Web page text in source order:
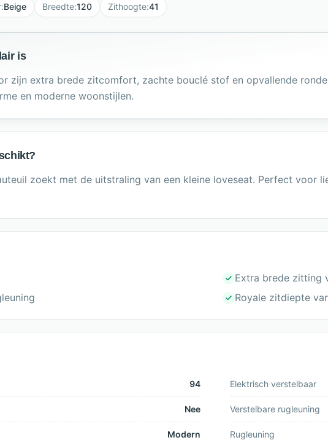
:Beige Breedte:120 Zithoogte:41
is
zijn extra brede zitcomfort, zachte bouclé stof en opvallende
en moderne woonstijlen.
zoekt met de uitstraling van een kleine loveseat. Perfect voor
Extra brede zitting
Royale zitdiepte
94 Elektrisch verstelbaar
Nee Verstelbare rugleuning
Modern Rugleuning